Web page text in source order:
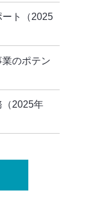
ト（2025
のポテン
2025年